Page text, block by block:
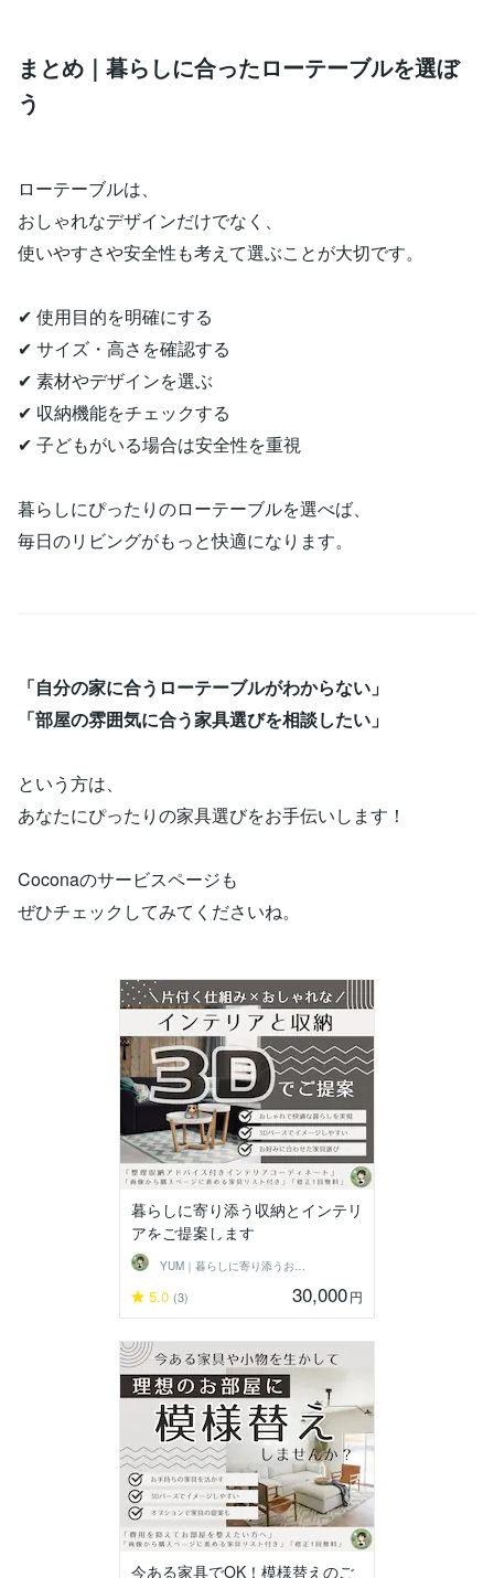
まとめ｜暮らしに合ったローテーブルを選ぼ
う
ローテーブルは、
おしゃれなデザインだけでなく、
使いやすさや安全性も考えて選ぶことが大切です。
✔ 使用目的を明確にする
✔ サイズ・高さを確認する
✔ 素材やデザインを選ぶ
✔ 収納機能をチェックする
✔ 子どもがいる場合は安全性を重視
暮らしにぴったりのローテーブルを選べば、
毎日のリビングがもっと快適になります。
「自分の家に合うローテーブルがわからない」
「部屋の雰囲気に合う家具選びを相談したい」
という方は、
あなたにぴったりの家具選びをお手伝いします！
Coconaのサービスページも
ぜひチェックしてみてくださいね。
暮らしに寄り添う収納とインテリ
アをご提案します
YUM｜暮らしに寄り添うお部屋づくり
5.0 (3) 30,000円
今ある家具でOK！模様替えのご